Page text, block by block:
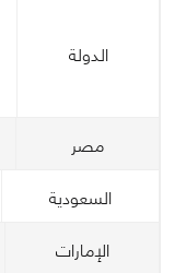
الدولة
مصر
السعودية
الإمارات